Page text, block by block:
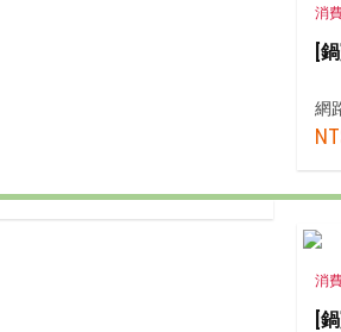
消
[
網
消
[